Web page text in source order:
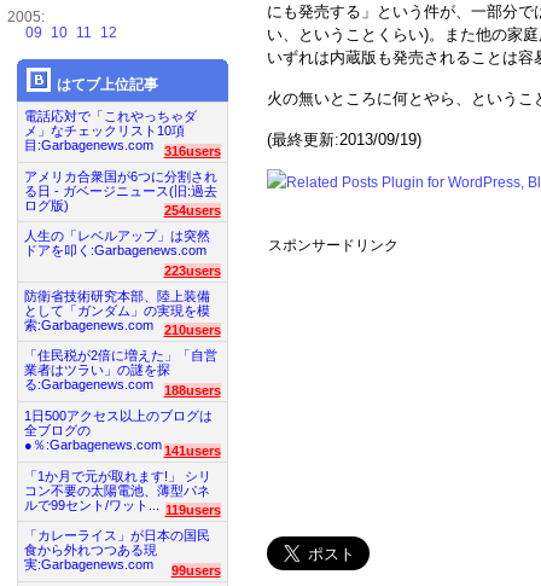
にも発売する」という件が、一部分
い、ということくらい)。また他の家
いずれは内蔵版も発売されることは容
火の無いところに何とやら、というこ
(最終更新:2013/09/19)
スポンサードリンク
2005:
09
10 11 12
はてブ上位記事
電話応対で「これやっちゃダ
メ」なチェックリスト10項
目:Garbagenews.com
316users
アメリカ合衆国が6つに分割され
る日 - ガベージニュース(旧:過去
ログ版)
254users
人生の「レベルアップ」は突然
ドアを叩く:Garbagenews.com
223users
防衛省技術研究本部、陸上装備
として「ガンダム」の実現を模
索:Garbagenews.com
210users
「住民税が2倍に増えた」「自営
業者はツラい」の謎を探
る:Garbagenews.com
188users
1日500アクセス以上のブログは
全ブログの
●％:Garbagenews.com 141users
「1か月で元が取れます!」 シリ
コン不要の太陽電池、薄型パネ
ルで99セント/ワット...
119users
「カレーライス」が日本の国民
食から外れつつある現
実:Garbagenews.com
99users